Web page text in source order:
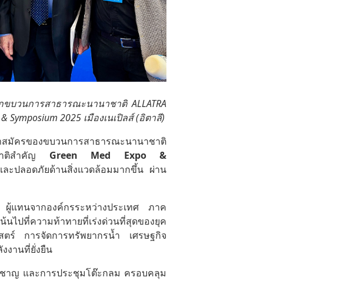
วนการสาธารณะนานาชาติ ALLATRA
2025 เมืองเนเปิลส์ (อิตาลี)
ครของขบวนการสาธารณะนานาชาติ
ติสำคัญ Green Med Expo &
ละปลอดภัยด้านสิ่งแวดล้อมมากขึ้น ผ่าน
แทนจากองค์กรระหว่างประเทศ ภาค
ปที่ความท้าทายที่เร่งด่วนที่สุดของยุค
ร์ การจัดการทรัพยากรน้ำ เศรษฐกิจ
งานที่ยั่งยืน
ชาญ และการประชุมโต๊ะกลม ครอบคลุม